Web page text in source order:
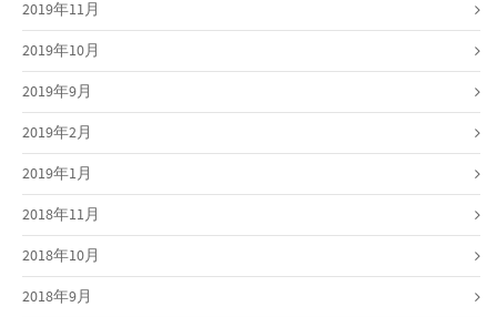
2019年11月
2019年10月
2019年9月
2019年2月
2019年1月
2018年11月
2018年10月
2018年9月